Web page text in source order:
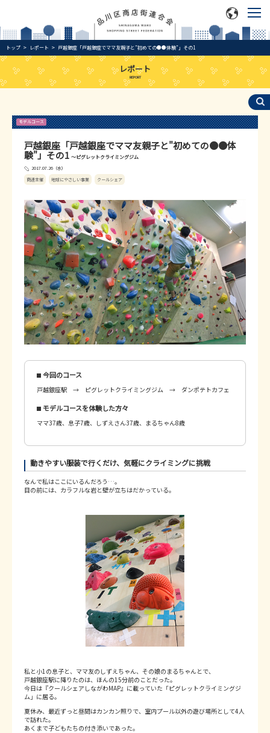
トップ レポート 戸越銀座「戸越銀座でママ友親子と”初めての●●体験”」その1
レポート
REPORT
モデルコース
戸越銀座「戸越銀座でママ友親子と"初めての●●体
験"」その1 ～ピグレットクライミングジム
2017.07.26（水）
商連主催
地球にやさしい事業 クールシェア
今回のコース
戸越銀座駅 → ピグレットクライミングジム → ダンポテトカフェ
モデルコースを体験した方々
ママ37歳、息子7歳、しずえさん37歳、まるちゃん8歳
動きやすい服装で行くだけ、気軽にクライミングに挑戦
なんで私はここにいるんだろう…。
目の前には、カラフルな岩と壁が立ちはだかっている。
私と小1の息子と、ママ友のしずえちゃん、その娘のまるちゃんとで、
戸越銀座駅に降りたのは、ほんの15分前のことだった。
今日は『クールシェアしながわMAP』に載っていた「ピグレットクライミングジ
ム」に居る。
夏休み、最近ずっと昼間はカンカン照りで、室内プール以外の遊び場所として4人
で訪れた。
あくまで子どもたちの付き添いであった。